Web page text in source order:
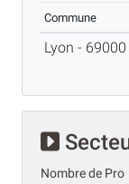
Commune
Lyon - 69000
Nombre de Pro